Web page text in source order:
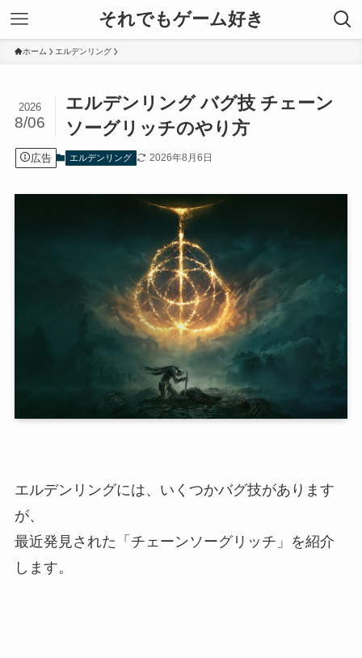
それでもゲーム好き
ホーム エルデンリング
エルデンリング バグ技 チェーン
ソーグリッチのやり方
2026
8/06
広告 エルデンリング 2026年8月6日
エルデンリングには、いくつかバグ技があります
が、
最近発見された「チェーンソーグリッチ」を紹介
します。